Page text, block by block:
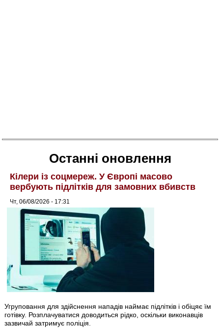
Останні оновлення
Кілери із соцмереж. У Європі масово
вербують підлітків для замовних вбивств
Чт, 06/08/2026 - 17:31
Угруповання для здійснення нападів наймає підлітків і обіцяє їм
готівку. Розплачуватися доводиться рідко, оскільки виконавців
зазвичай затримує поліція.